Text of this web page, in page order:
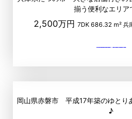
揃う便利なエリア
2,500万円 7DK 686.32 m² 兵
岡山県赤磐市 平成17年築のゆとり
♪